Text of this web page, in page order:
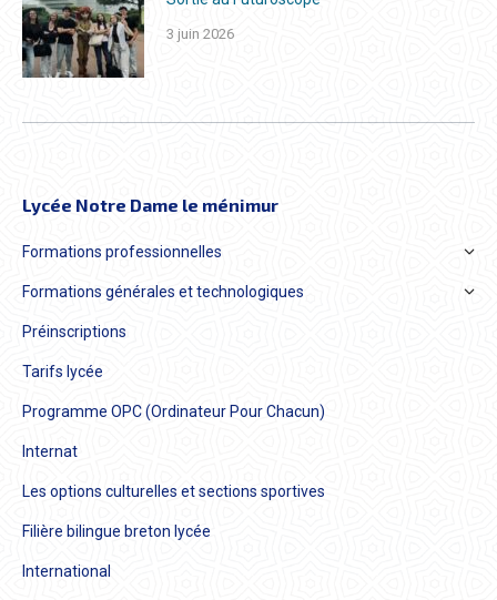
3 juin 2026
Lycée Notre Dame le ménimur
Formations professionnelles
Formations générales et technologiques
Préinscriptions
Tarifs lycée
Programme OPC (Ordinateur Pour Chacun)
Internat
Les options culturelles et sections sportives
Filière bilingue breton lycée
International